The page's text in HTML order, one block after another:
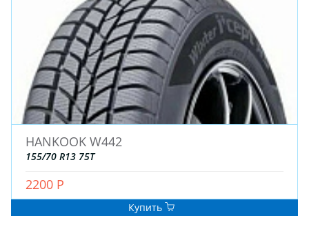
HANKOOK W442
155/70 R13 75T
2200 Р
Купить